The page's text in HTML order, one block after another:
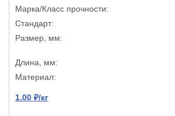
1.00 ₽/кг